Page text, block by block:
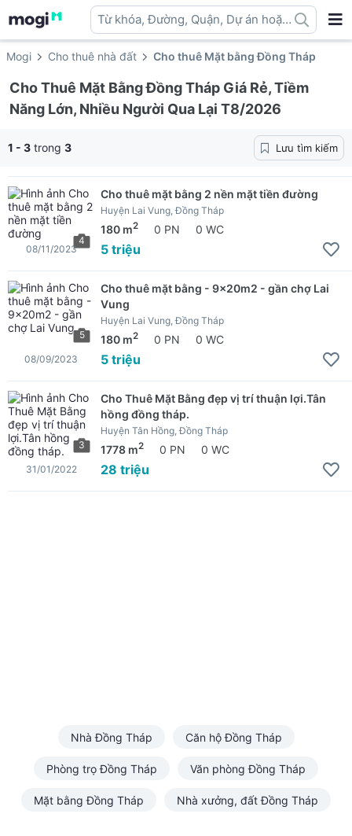
Từ khóa, Đường, Quận, Dự án hoặc
địa danh ...
Mogi Cho thuê nhà đất Cho thuê Mặt bằng Đồng Tháp
Cho Thuê Mặt Bằng Đồng Tháp Giá Rẻ, Tiềm
Năng Lớn, Nhiều Người Qua Lại T8/2026
1 - 3 trong 3 Lưu tìm kiếm
4
Cho thuê mặt bằng 2 nền mặt tiền đường
Huyện Lai Vung, Đồng Tháp
180 m2 0 PN 0 WC
5 triệu
08/11/2023
5
Cho thuê mặt bằng - 9x20m2 - gần chợ Lai
Vung
Huyện Lai Vung, Đồng Tháp
180 m2 0 PN 0 WC
5 triệu
08/09/2023
3
Cho Thuê Mặt Bằng đẹp vị trí thuận lợi.Tân
hồng đồng tháp.
Huyện Tân Hồng, Đồng Tháp
1778 m2 0 PN 0 WC
28 triệu
31/01/2022
Nhà Đồng Tháp Căn hộ Đồng Tháp
Phòng trọ Đồng Tháp Văn phòng Đồng Tháp
Mặt bằng Đồng Tháp Nhà xưởng, đất Đồng Tháp